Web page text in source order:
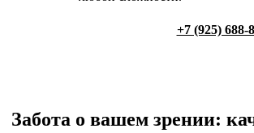
+7 (925) 688-
Забота о вашем зрении: